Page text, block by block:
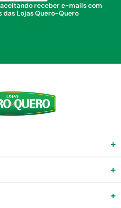
receber e-mails com
das Lojas Quero-Quero
+
+
+